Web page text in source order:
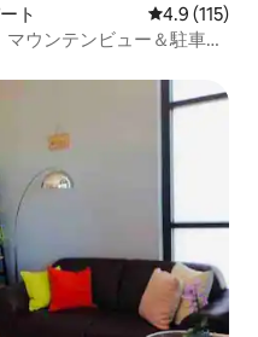
ト レビュー115
4.9 (115)
ウンテンビュー＆駐車場